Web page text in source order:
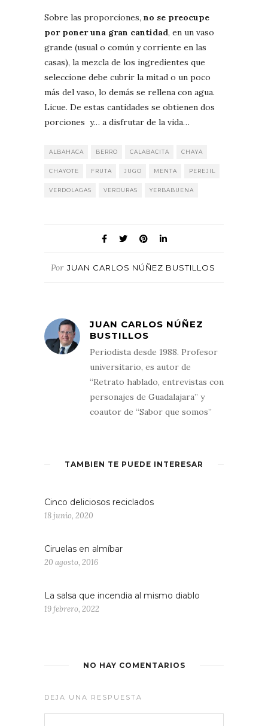
Sobre las proporciones, no se preocupe
por poner una gran cantidad, en un vaso
grande (usual o común y corriente en las
casas), la mezcla de los ingredientes que
seleccione debe cubrir la mitad o un poco
más del vaso, lo demás se rellena con agua.
Licue. De estas cantidades se obtienen dos
porciones y… a disfrutar de la vida…
ALBAHACA BERRO CALABACITA CHAYA
CHAYOTE FRUTA JUGO MENTA PEREJIL
VERDOLAGAS VERDURAS YERBABUENA
Por JUAN CARLOS NÚÑEZ BUSTILLOS
JUAN CARLOS NÚÑEZ
BUSTILLOS
Periodista desde 1988. Profesor
universitario, es autor de
“Retrato hablado, entrevistas con
personajes de Guadalajara” y
coautor de “Sabor que somos”
TAMBIÉN TE PUEDE INTERESAR
Cinco deliciosos reciclados
18 junio, 2020
Ciruelas en almíbar
20 agosto, 2016
La salsa que incendia al mismo diablo
19 febrero, 2022
NO HAY COMENTARIOS
DEJA UNA RESPUESTA